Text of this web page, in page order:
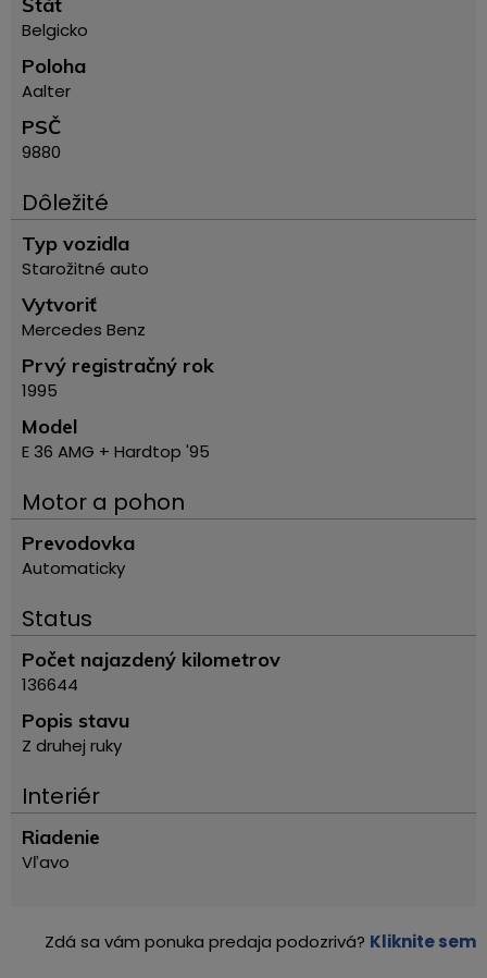
Štát
Belgicko
Poloha
Aalter
PSČ
9880
Dôležité
Typ vozidla
Starožitné auto
Vytvoriť
Mercedes Benz
Prvý registračný rok
1995
Model
E 36 AMG + Hardtop '95
Motor a pohon
Prevodovka
Automaticky
Status
Počet najazdený kilometrov
136644
Popis stavu
Z druhej ruky
Interiér
Riadenie
Vľavo
Zdá sa vám ponuka predaja podozrivá? Kliknite sem